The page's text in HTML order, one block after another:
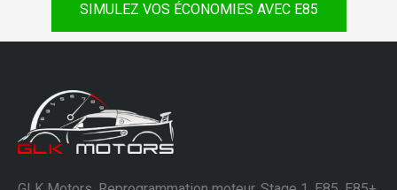
SIMULEZ VOS ÉCONOMIES AVEC E85